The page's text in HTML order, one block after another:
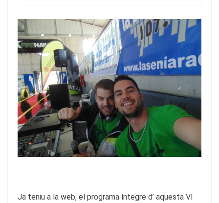
Ja teniu a la web, el programa íntegre d’ aquesta VI